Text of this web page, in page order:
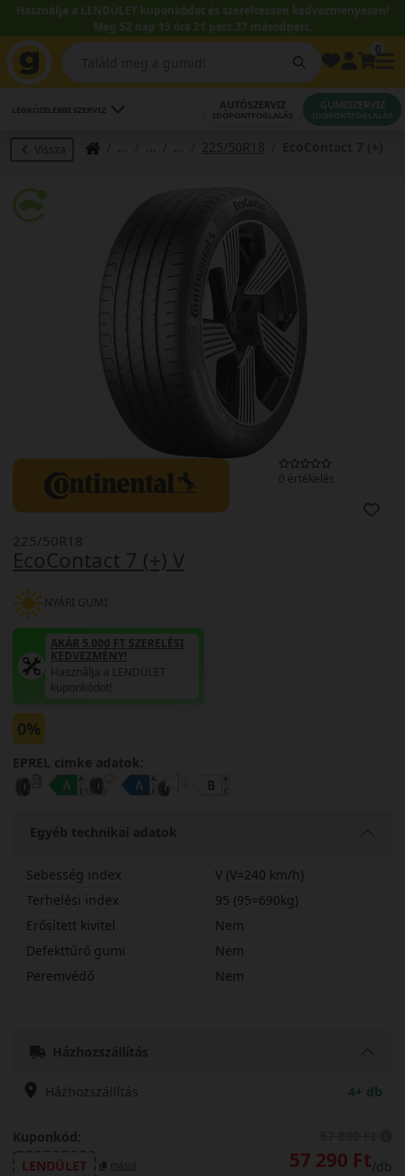
Használja a LENDÜLET kuponkódot és szereltessen kedvezményesen!
Még 52 nap 13 óra 21 perc 36 másodperc.
LEGKÖZELEBBI SZERVIZ AUTÓSZERVIZ
IDŐPONTFOGLALÁS
GUMISZERVIZ
IDŐPONTFOGLALÁS
Vissza 225/50R18
0 értékelés
EcoContact 7 (+) V
225/50R18
NYÁRI GUMI
AKÁR 5.000 FT SZERELÉSI
KEDVEZMÉNY!
Használja a LENDÜLET
kuponkódot!
0%
EPREL cimke adatok:
Egyéb technikai adatok
Sebesség index
V (V=240 km/h)
Terhelési index
95 (95=690kg)
Erősített kivitel
Nem
Defekttűrő gumi
Nem
Peremvédő
Nem
Házhozszállítás
Házhozszállítás 4+ db
Kuponkód:
LENDÜLET
másol 57 290 Ft/db